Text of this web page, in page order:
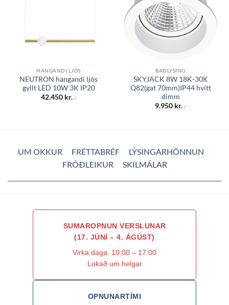
HANGANDI LJÓS
NEUTRON hangandi ljós
gyllt LED 10W 3K IP20
42.450 kr. .-
BAÐLÝSING
SKYJACK 8W 18K-30K
Q82(gat 70mm)IP44 hvítt
dimm
9.950 kr. .-
UM OKKUR FRÉTTABRÉF
LÝSINGARHÖNNUN
FRÓÐLEIKUR
SKILMÁLAR
SUMAROPNUN VERSLUNAR
(17. JÚNÍ – 4. ÁGÚST)
Virka daga: 10:00 – 17:00
Lokað um helgar
OPNUNARTÍMI